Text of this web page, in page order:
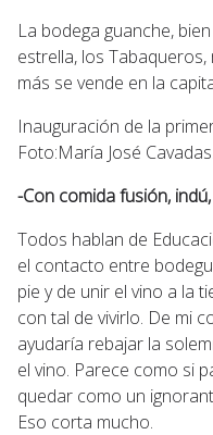
La bodega guanche,
estrella, los Tabaqueros,
más se vende en la
Inauguración de la
Foto:María José Cavadas.
-Con comida fusión,
Todos hablan de
el contacto entre
pie y de unir el vino a la
con tal de vivirlo. De mi
ayudaría rebajar la
el vino. Parece como si
quedar como un
Eso corta mucho.